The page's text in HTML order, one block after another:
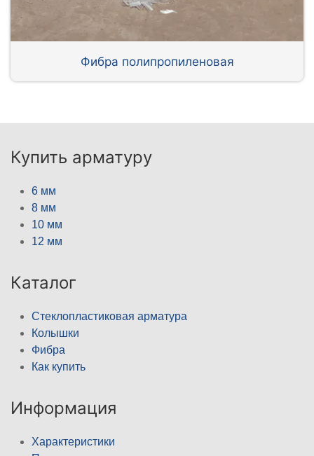
Фибра полипропиленовая
Купить арматуру
6 мм
8 мм
10 мм
12 мм
Каталог
Стеклопластиковая арматура
Колышки
Фибра
Как купить
Информация
Характеристики